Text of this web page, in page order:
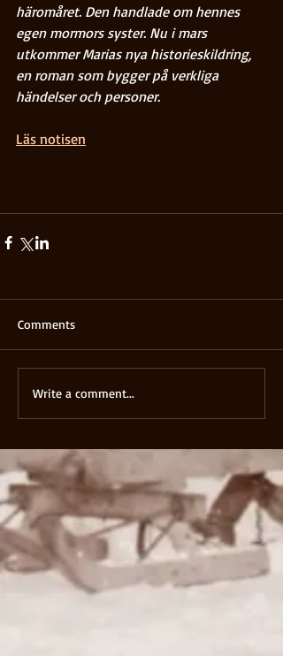
häromåret. Den handlade om hennes
egen mormors syster. Nu i mars
utkommer Marias nya historieskildring,
en roman som bygger på verkliga
händelser och personer.
Läs notisen
Comments
Write a comment...